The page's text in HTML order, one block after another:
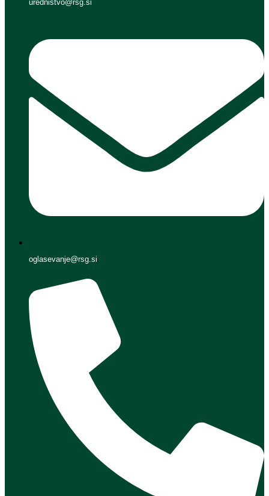
urednistvo@rsg.si
oglasevanje@rsg.si